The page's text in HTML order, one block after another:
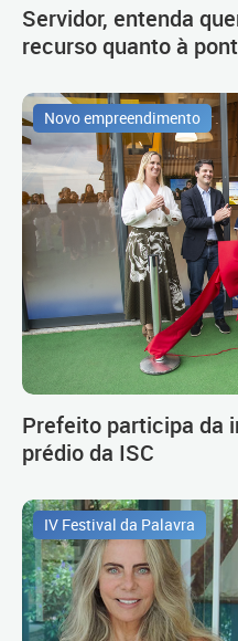
Servidor, entenda
recurso quanto à
Novo empreendimento
Prefeito participa da
prédio da ISC
IV Festival da Palavra